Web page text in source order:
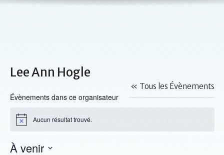
Lee Ann Hogle
« Tous les Évènements
Évènements dans ce organisateur
Notice Aucun résultat trouvé.
À venir